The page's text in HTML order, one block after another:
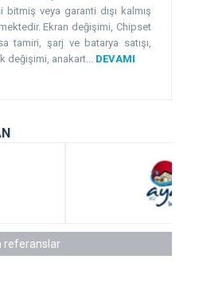
bitmiş veya garanti dışı kalmış
Ekran değişimi, Chipset
tamiri, şarj ve batarya satışı,
değişimi, anakart... DEVAMI
referanslar